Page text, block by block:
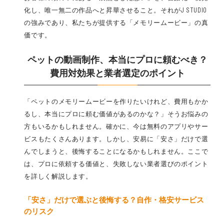
化し、唯一無二の作品へと昇華させること。それがJ STUDIO
の強みであり、私たちが提供する「メモリームービー」の真
価です。
ペットの動画制作、本当にプロに頼むべき？
費用対効果と業者選定のポイント
「ペットのメモリームービーを作りたいけれど、費用もかか
るし、本当にプロに頼む価値があるのかな？」そうお悩みの
方もいるかもしれません。確かに、今は無料のアプリやサー
ビスもたくさんあります。しかし、安易に「安さ」だけで選
んでしまうと、後悔することになるかもしれません。ここで
は、プロに依頼する価値と、失敗しない業者選びのポイント
を詳しく解説します。
「安さ」だけで選ぶと後悔する？自作・格安サービス
のリスク